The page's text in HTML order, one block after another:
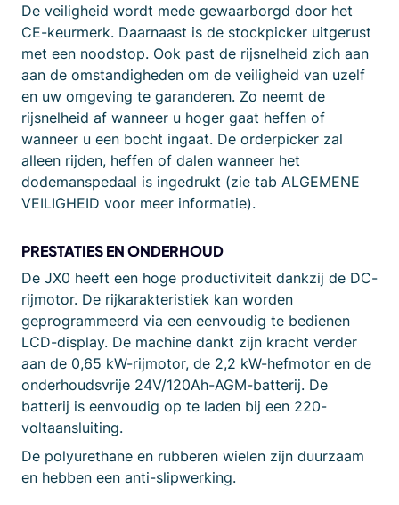
De veiligheid wordt mede gewaarborgd door het
CE-keurmerk. Daarnaast is de stockpicker uitgerust
met een noodstop. Ook past de rijsnelheid zich aan
aan de omstandigheden om de veiligheid van uzelf
en uw omgeving te garanderen. Zo neemt de
rijsnelheid af wanneer u hoger gaat heffen of
wanneer u een bocht ingaat. De orderpicker zal
alleen rijden, heffen of dalen wanneer het
dodemanspedaal is ingedrukt (zie tab ALGEMENE
VEILIGHEID voor meer informatie).
PRESTATIES EN ONDERHOUD
De JX0 heeft een hoge productiviteit dankzij de DC-
rijmotor. De rijkarakteristiek kan worden
geprogrammeerd via een eenvoudig te bedienen
LCD-display. De machine dankt zijn kracht verder
aan de 0,65 kW-rijmotor, de 2,2 kW-hefmotor en de
onderhoudsvrije 24V/120Ah-AGM-batterij. De
batterij is eenvoudig op te laden bij een 220-
voltaansluiting.
De polyurethane en rubberen wielen zijn duurzaam
en hebben een anti-slipwerking.